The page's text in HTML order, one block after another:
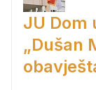
JU Dom
„Dušan